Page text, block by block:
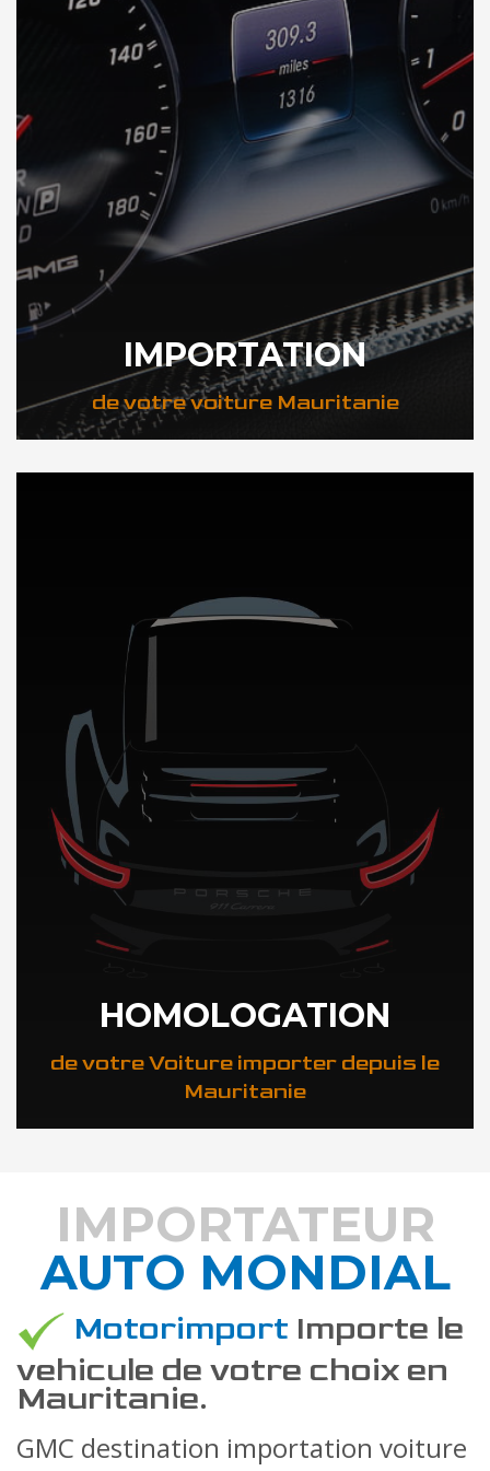
IMPORTATION
de votre voiture Mauritanie
DÉCOUVREZ NOTRE IMPORTATION AUTO en Mauritanie
HOMOLOGATION
de votre Voiture importer depuis le
Mauritanie
DÉCOUVREZ COMMENT
IMPORTATEUR
AUTO MONDIAL
Motorimport Importe le
vehicule de votre choix en
Mauritanie.
GMC destination importation voiture